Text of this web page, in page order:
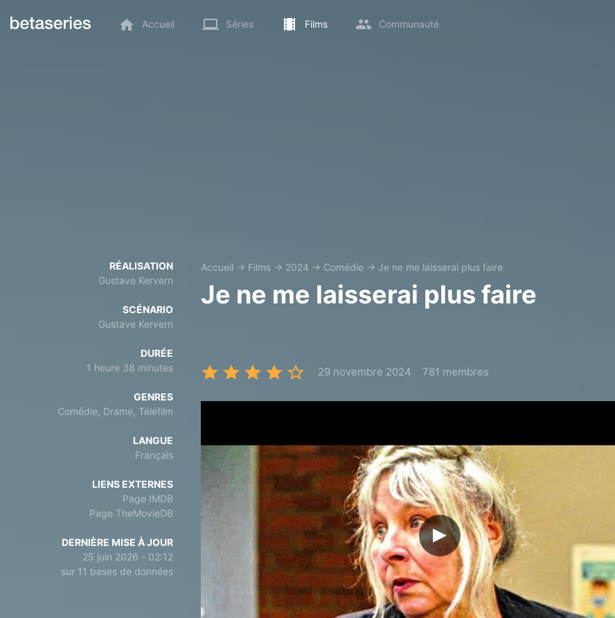
Accueil Séries Films Communauté
RÉALISATION
Gustave Kervern
SCÉNARIO
Gustave Kervern
DURÉE
1 heure 38 minutes
GENRES
Comédie, Drame, Téléfilm
LANGUE
Français
LIENS EXTERNES
Page IMDB
Page TheMovieDB
DERNIÈRE MISE À JOUR
25 juin 2026 - 02:12
sur 11 bases de données
Accueil → Films → 2024 → Comédie → Je ne me laisserai plus faire
Je ne me laisserai plus faire
29 novembre 2024 781 membres